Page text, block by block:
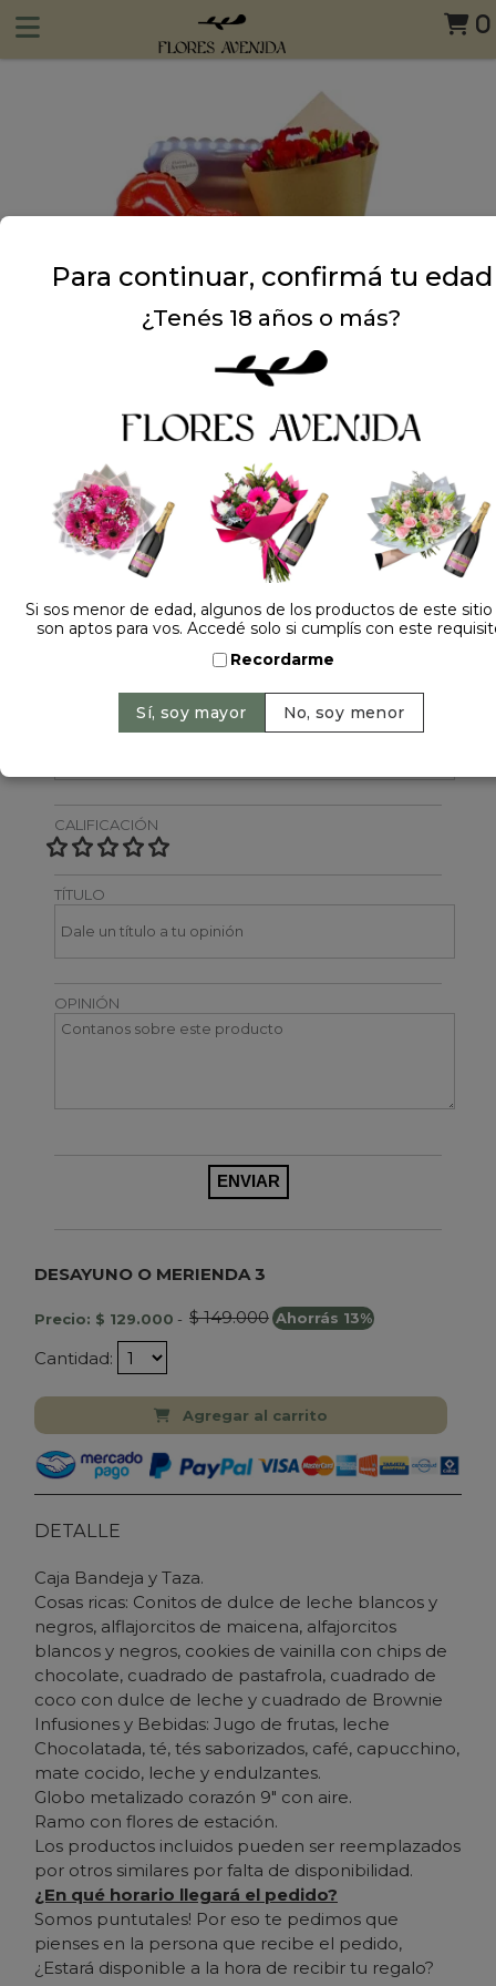
0
Dejá tu opinión
NOMBRE
CALIFICACIÓN
TÍTULO
OPINIÓN
DESAYUNO O MERIENDA 3
Precio: $ 129.000 - $ 149.000 Ahorrás 13%
Cantidad:
Agregar al carrito
DETALLE
Caja Bandeja y Taza.
Cosas ricas: Conitos de dulce de leche blancos y
negros, alflajorcitos de maicena, alfajorcitos
blancos y negros, cookies de vainilla con chips de
chocolate, cuadrado de pastafrola, cuadrado de
coco con dulce de leche y cuadrado de Brownie
Infusiones y Bebidas: Jugo de frutas, leche
Chocolatada, té, tés saborizados, café, capucchino,
mate cocido, leche y endulzantes.
Globo metalizado corazón 9" con aire.
Ramo con flores de estación.
Los productos incluidos pueden ser reemplazados
por otros similares por falta de disponibilidad.
¿En qué horario llegará el pedido?
Somos puntutales! Por eso te pedimos que
pienses en la persona que recibe el pedido,
¿Estará disponible a la hora de recibir tu regalo?
Para continuar, confirmá tu edad
¿Tenés 18 años o más?
Si sos menor de edad, algunos de los productos de este
son aptos para vos. Accedé solo si cumplís con este
Recordarme